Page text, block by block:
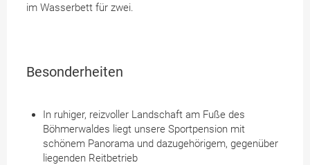
im Wasserbett für zwei.
Besonderheiten
In ruhiger, reizvoller Landschaft am Fuße des
Böhmerwaldes liegt unsere Sportpension mit
schönem Panorama und dazugehörigem, gegenüber
liegenden Reitbetrieb